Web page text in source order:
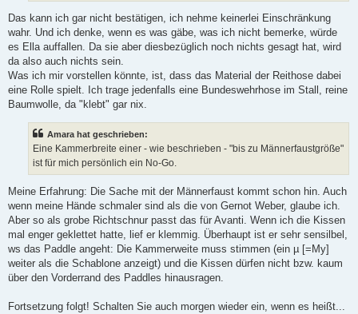
Das kann ich gar nicht bestätigen, ich nehme keinerlei Einschränkung
wahr. Und ich denke, wenn es was gäbe, was ich nicht bemerke, würde
es Ella auffallen. Da sie aber diesbezüglich noch nichts gesagt hat, wird
da also auch nichts sein.
Was ich mir vorstellen könnte, ist, dass das Material der Reithose dabei
eine Rolle spielt. Ich trage jedenfalls eine Bundeswehrhose im Stall, reine
Baumwolle, da "klebt" gar nix.
Amara hat geschrieben:
Eine Kammerbreite einer - wie beschrieben - "bis zu Männerfaustgröße"
ist für mich persönlich ein No-Go.
Meine Erfahrung: Die Sache mit der Männerfaust kommt schon hin. Auch
wenn meine Hände schmaler sind als die von Gernot Weber, glaube ich.
Aber so als grobe Richtschnur passt das für Avanti. Wenn ich die Kissen
mal enger geklettet hatte, lief er klemmig. Überhaupt ist er sehr sensilbel,
ws das Paddle angeht: Die Kammerweite muss stimmen (ein µ [=My]
weiter als die Schablone anzeigt) und die Kissen dürfen nicht bzw. kaum
über den Vorderrand des Paddles hinausragen.
Fortsetzung folgt! Schalten Sie auch morgen wieder ein, wenn es heißt...